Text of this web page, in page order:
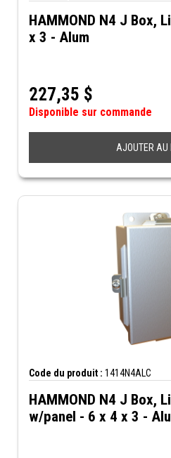
HAMMOND N4 J Box,
x 3 - Alum
227,35 $
Disponible sur commande
AJOUTER AU
Code du produit : 1414N4ALC
HAMMOND N4 J Box,
w/panel - 6 x 4 x 3 -